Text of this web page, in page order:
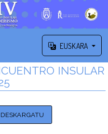
EUSKARA
INSULAR